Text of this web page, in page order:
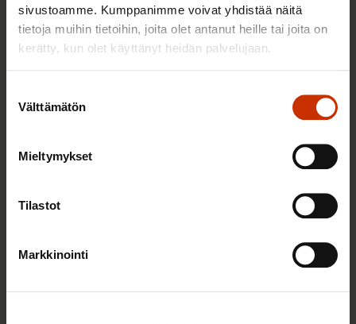
sivustoamme. Kumppanimme voivat yhdistää näitä
tietoja muihin tietoihin, joita olet antanut heille tai joita on
kerätty, kun olet käyttänyt heidän palvelujaan.
valinta
Välttämätön
Mieltymykset
Tilastot
Markkinointi
TERVE JA HYVÄ TYÖELÄMÄ
2.6.2026 11:00